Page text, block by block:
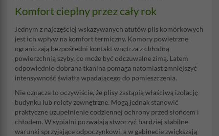
Komfort cieplny przez cały rok
Jednym z najczęściej wskazywanych atutów plis komórkowych
jest ich wpływ na komfort termiczny. Komory powietrzne
ograniczają bezpośredni kontakt wnętrza z chłodną
powierzchnią szyby, co może być odczuwalne zimą. Latem
odpowiednio dobrana tkanina pomaga natomiast zmniejszyć
intensywność światła wpadającego do pomieszczenia.
Nie oznacza to oczywiście, że plisy zastąpią właściwą izolację
budynku lub rolety zewnętrzne. Mogą jednak stanowić
praktyczne uzupełnienie codziennej ochrony przed słońcem i
chłodem. W sypialni pozwalają stworzyć bardziej stabilne
warunki sprzyjające odpoczynkowi, a w gabinecie zwiększają